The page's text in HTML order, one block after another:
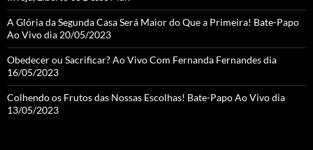
A Glória da Segunda Casa Será Maior do Que a Primeira! Bate-Papo
Ao Vivo dia 20/05/2023
Obedecer ou Sacrificar? Ao Vivo Com Fernanda Fernandes dia
16/05/2023
Colhendo os Frutos das Nossas Escolhas! Bate-Papo Ao Vivo dia
13/05/2023